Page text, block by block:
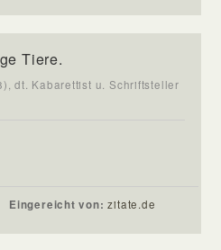
Tiere.
dt. Kabarettist u. Schriftsteller
Eingereicht von:zitate.de